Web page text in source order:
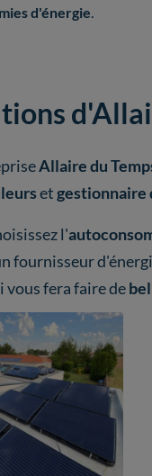
d'énergie.
Allaire du
etgestionnaire
l'
fournisseur
vous fera faire de